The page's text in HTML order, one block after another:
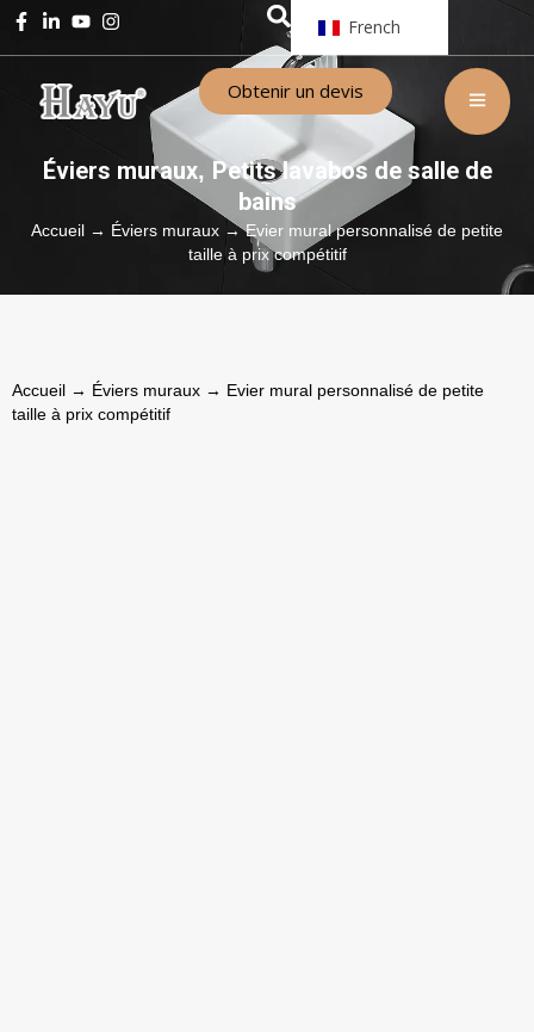
French
Obtenir un devis
Éviers muraux, Petits lavabos de salle de
bains
Accueil → Éviers muraux → Evier mural personnalisé de petite
taille à prix compétitif
Accueil → Éviers muraux → Evier mural personnalisé de petite
taille à prix compétitif